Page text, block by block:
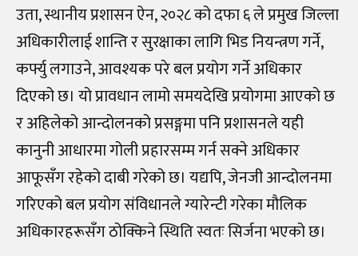
उता, स्थानीय प्रशासन ऐन, २०२८ को दफा ६ ले प्रमुख जिल्ला
अधिकारीलाई शान्ति र सुरक्षाका लागि भिड नियन्त्रण गर्ने,
कर्फ्यु लगाउने, आवश्यक परे बल प्रयोग गर्ने अधिकार
दिएको छ। यो प्रावधान लामो समयदेखि प्रयोगमा आएको छ
र अहिलेको आन्दोलनको प्रसङ्गमा पनि प्रशासनले यही
कानुनी आधारमा गोली प्रहारसम्म गर्न सक्ने अधिकार
आफूसँग रहेको दाबी गरेको छ। यद्यपि, जेनजी आन्दोलनमा
गरिएको बल प्रयोग संविधानले ग्यारेन्टी गरेका मौलिक
अधिकारहरूसँग ठोक्किने स्थिति स्वतः सिर्जना भएको छ।